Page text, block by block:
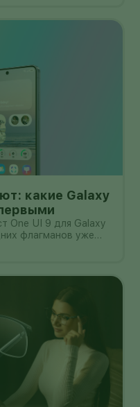
какие Galaxy
One UI 9 для Galaxy
флагманов уже